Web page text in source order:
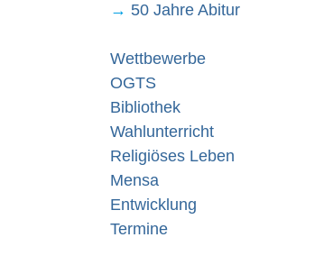
→ 50 Jahre Abitur
Wettbewerbe
OGTS
Bibliothek
Wahlunterricht
Religiöses Leben
Mensa
Entwicklung
Termine